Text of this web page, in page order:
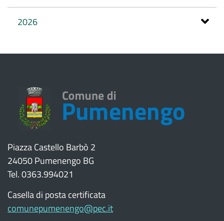
2026
Piazza Castello Barbò 2
24050 Pumenengo BG
Tel. 0363.994021
Casella di posta certificata
comunepumenengo@pec.it